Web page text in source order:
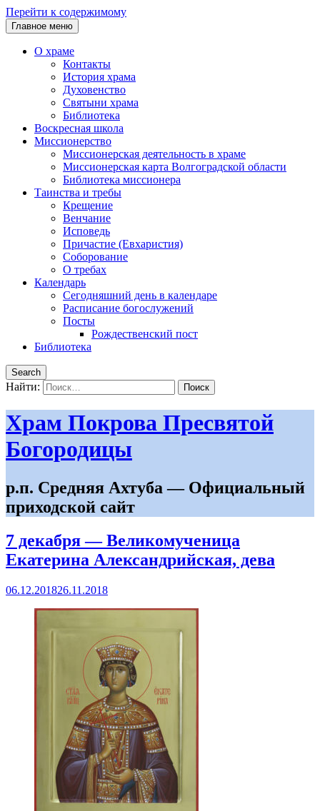
Перейти к содержимому
Главное меню
О храме
Контакты
История храма
Духовенство
Святыни храма
Библиотека
Воскресная школа
Миссионерство
Миссионерская деятельность в храме
Миссионерская карта Волгоградской области
Библиотека миссионера
Таинства и требы
Крещение
Венчание
Исповедь
Причастие (Евхаристия)
Соборование
О требах
Календарь
Сегодняшний день в календаре
Расписание богослужений
Посты
Рождественский пост
Библиотека
Search
Найти:
Храм Покрова Пресвятой
Богородицы
р.п. Средняя Ахтуба — Официальный
приходской сайт
7 декабря — Великомученица
Екатерина Александрийская, дева
06.12.201826.11.2018